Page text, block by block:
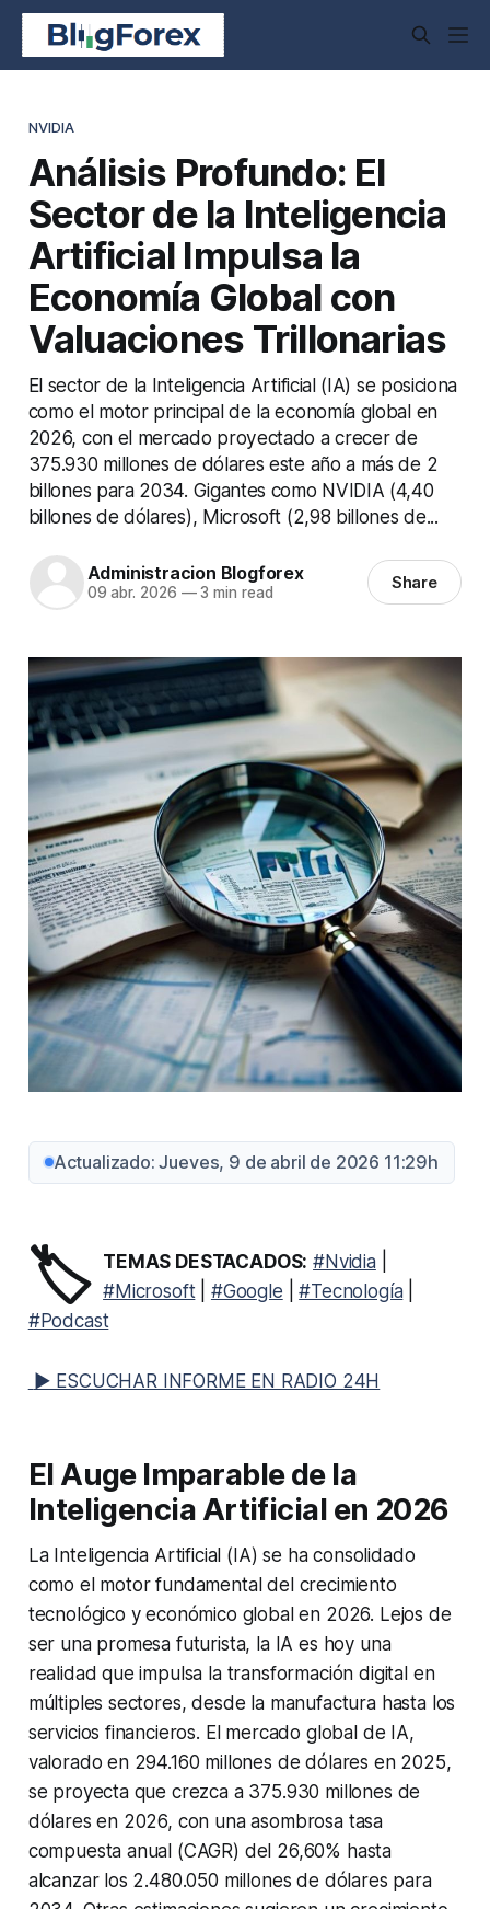
NVIDIA
Análisis Profundo: El
Sector de la Inteligencia
Artificial Impulsa la
Economía Global con
Valuaciones Trillonarias
El sector de la Inteligencia Artificial (IA) se posiciona
como el motor principal de la economía global en
2026, con el mercado proyectado a crecer de
375.930 millones de dólares este año a más de 2
billones para 2034. Gigantes como NVIDIA (4,40
billones de dólares), Microsoft (2,98 billones de...
Administracion Blogforex
09 abr. 2026 —3 min read Share
Actualizado: Jueves, 9 de abril de 2026 11:29h
🏷️ TEMAS DESTACADOS: #Nvidia|
#Microsoft| #Google |#Tecnología|
#Podcast
▶ ESCUCHAR INFORME EN RADIO 24H
El Auge Imparable de la
Inteligencia Artificial en 2026
La Inteligencia Artificial (IA) se ha consolidado
como el motor fundamental del crecimiento
tecnológico y económico global en 2026. Lejos de
ser una promesa futurista, la IA es hoy una
realidad que impulsa la transformación digital en
múltiples sectores, desde la manufactura hasta los
servicios financieros. El mercado global de IA,
valorado en 294.160 millones de dólares en 2025,
se proyecta que crezca a 375.930 millones de
dólares en 2026, con una asombrosa tasa
compuesta anual (CAGR) del 26,60% hasta
alcanzar los 2.480.050 millones de dólares para